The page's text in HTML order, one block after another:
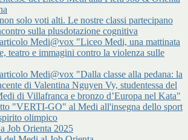
solo voti alti. Le nostre classi partecipano
sulla plusdotazione cognitiva
Medi@vox "Liceo Medi, una mattinata
teatro e immagini contro la violenza sulle
Medi@vox "Dalla classe alla pedana: la
di Valentina Nguyen Vy, studentessa del
di Villafranca e bronzo d’Europa nel Kata"
"VERTI-GO" al Medi all'insegna dello sport
olimpico
Job Orienta 2025